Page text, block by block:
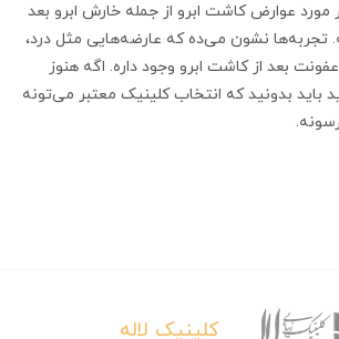
مورد عوارض کاشت ابرو از جمله خارش ابرو بعد
تجربه‌ها نشون می‌ده که عارضه‌هایی مثل درد،
بعد از کاشت ابرو وجود داره. اگه هنوز
باید بدونید که انتخاب کلینیک معتبر می‌تونه
کلینیک لاله